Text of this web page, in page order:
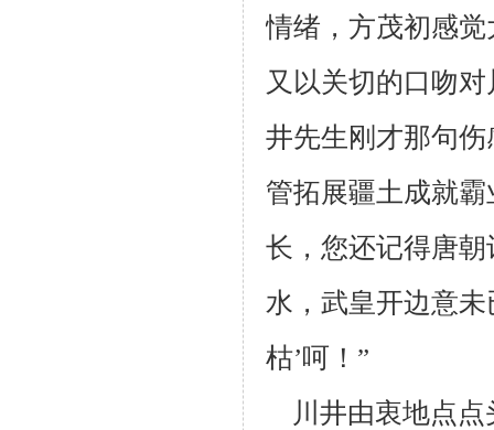
情绪，方茂初感
又以关切的口吻对
井先生刚才那句
管拓展疆土成就
长，您还记得唐
水，武皇开边意未
枯’呵！”
川井由衷地点点